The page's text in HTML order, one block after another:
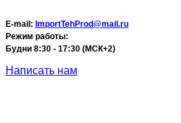
E-mail: ImportTehProd@mail.ru
Режим работы:
Будни 8:30 - 17:30 (МСК+2)
Написать нам